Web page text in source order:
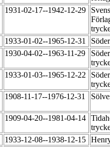
1931-02-17--1942-12-29
1933-01-02--1965-12-31
1930-04-02--1963-11-29
1933-01-03--1965-12-22
1908-11-17--1976-12-31
1909-04-20--1981-04-14
1933-12-08--1938-12-15